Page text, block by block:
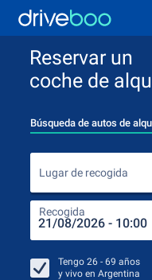
Reservar un
coche de
Búsqueda de autos de
Lugar de recogida
Recogida
Tengo 26 - 69 años
y vivo en Argentina